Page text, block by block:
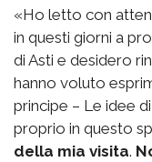
«Ho letto con
in questi giorni a
di Asti e desidero
hanno voluto
principe – Le idee
proprio in questo
della mia visita.